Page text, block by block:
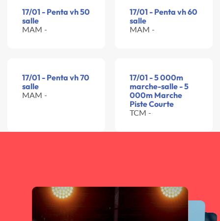
17/01 - Penta vh 50
salle
MAM -
17/01 - Penta vh 60
salle
MAM -
17/01 - Penta vh 70
salle
MAM -
17/01 - 5 000m
marche-salle - 5
000m Marche
Piste Courte
TCM -